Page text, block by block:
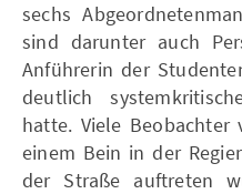
sechs
sind darunter auch
Anführerin der
deutlich
hatte. Viele
einem Bein in der
der Straße auftreten